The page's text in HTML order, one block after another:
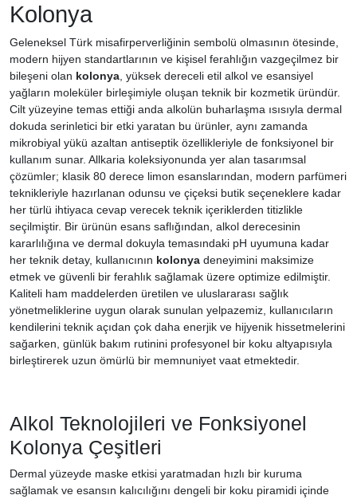
Kolonya
Geleneksel Türk misafirperverliğinin sembolü olmasının ötesinde,
modern hijyen standartlarının ve kişisel ferahlığın vazgeçilmez bir
bileşeni olan kolonya , yüksek dereceli etil alkol ve esansiyel
yağların moleküler birleşimiyle oluşan teknik bir kozmetik üründür.
Cilt yüzeyine temas ettiği anda alkolün buharlaşma ısısıyla dermal
dokuda serinletici bir etki yaratan bu ürünler, aynı zamanda
mikrobiyal yükü azaltan antiseptik özellikleriyle de fonksiyonel bir
kullanım sunar. Allkaria koleksiyonunda yer alan tasarımsal
çözümler; klasik 80 derece limon esanslarından, modern parfümeri
teknikleriyle hazırlanan odunsu ve çiçeksi butik seçeneklere kadar
her türlü ihtiyaca cevap verecek teknik içeriklerden titizlikle
seçilmiştir. Bir ürünün esans saflığından, alkol derecesinin
kararlılığına ve dermal dokuyla temasındaki pH uyumuna kadar
her teknik detay, kullanıcının kolonya deneyimini maksimize
etmek ve güvenli bir ferahlık sağlamak üzere optimize edilmiştir.
Kaliteli ham maddelerden üretilen ve uluslararası sağlık
yönetmeliklerine uygun olarak sunulan yelpazemiz, kullanıcıların
kendilerini teknik açıdan çok daha enerjik ve hijyenik hissetmelerini
sağarken, günlük bakım rutinini profesyonel bir koku altyapısıyla
birleştirerek uzun ömürlü bir memnuniyet vaat etmektedir.
Alkol Teknolojileri ve Fonksiyonel
Kolonya Çeşitleri
Dermal yüzeyde maske etkisi yaratmadan hızlı bir kuruma
sağlamak ve esansın kalıcılığını dengeli bir koku piramidi içinde